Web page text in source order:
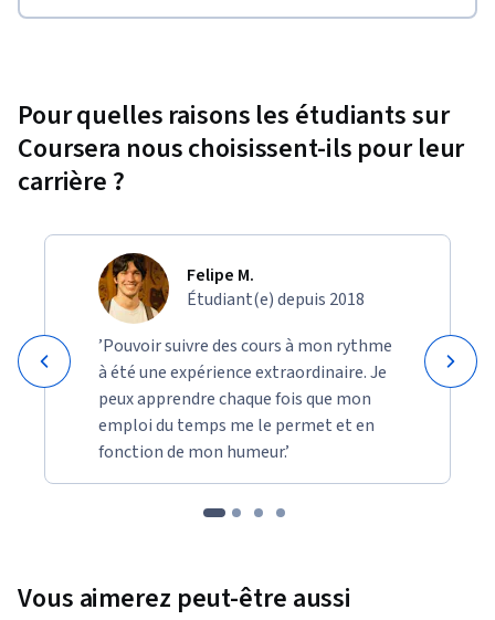
Pour quelles raisons les étudiants sur
Coursera nous choisissent-ils pour leur
carrière ?
Felipe M.
Étudiant(e) depuis 2018
’Pouvoir suivre des cours à mon rythme
à été une expérience extraordinaire. Je
peux apprendre chaque fois que mon
emploi du temps me le permet et en
fonction de mon humeur.’
Vous aimerez peut-être aussi